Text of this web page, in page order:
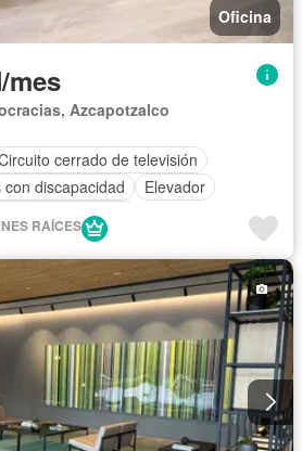
Oficina
mes
Azcapotzalco
cerrado de televisión
discapacidad
Elevador
amueblado
RAÍCES